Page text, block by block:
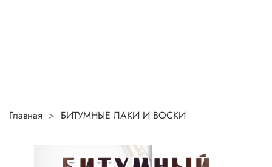
Главная БИТУМНЫЕ ЛАКИ И ВОСКИ